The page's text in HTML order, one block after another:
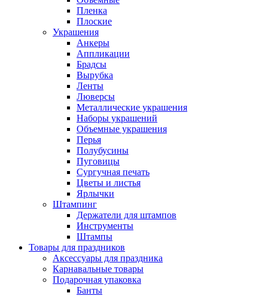
Пленка
Плоские
Украшения
Анкеры
Аппликации
Брадсы
Вырубка
Ленты
Люверсы
Металлические украшения
Наборы украшений
Объемные украшения
Перья
Полубусины
Пуговицы
Сургучная печать
Цветы и листья
Ярлычки
Штампинг
Держатели для штампов
Инструменты
Штампы
Товары для праздников
Аксессуары для праздника
Карнавальные товары
Подарочная упаковка
Банты